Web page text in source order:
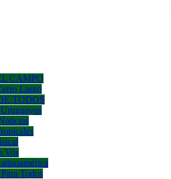
CAMPO
Largo
TODOS
Vos
Todos